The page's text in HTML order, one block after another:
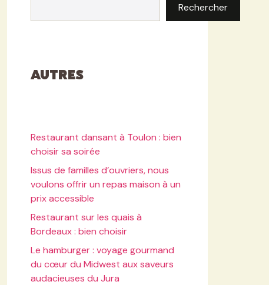
Rechercher
Autres
Restaurant dansant à Toulon : bien
choisir sa soirée
Issus de familles d’ouvriers, nous
voulons offrir un repas maison à un
prix accessible
Restaurant sur les quais à
Bordeaux : bien choisir
Le hamburger : voyage gourmand
du cœur du Midwest aux saveurs
audacieuses du Jura